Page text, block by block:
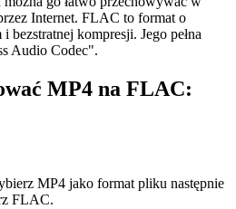
Internet. FLAC to format o
bezstratnej kompresji. Jego pełna
Audio Codec".
MP4 na FLAC:
MP4 jako format pliku następnie
FLAC.